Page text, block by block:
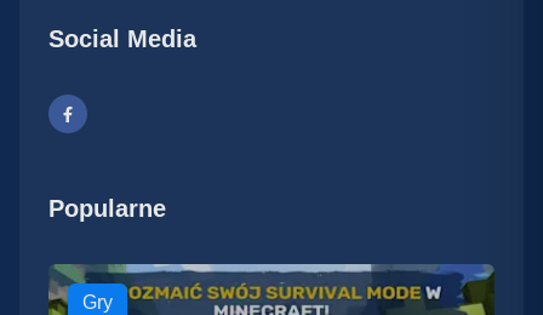
Social Media
Popularne
Gry